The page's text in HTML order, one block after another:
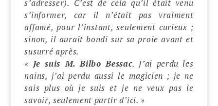
s’adresser). C’est de cela qu’il était venu
s’informer, car il n’était pas vraiment
affamé, pour l’instant, seulement curieux ;
sinon, il aurait bondi sur sa proie avant et
susurré après.
« Je suis M. Bilbo Bessac. J’ai perdu les
nains, j’ai perdu aussi le magicien ; je ne
sais plus où je suis et je ne veux pas le
savoir, seulement partir d’ici. »